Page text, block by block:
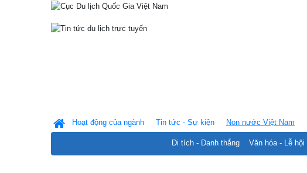
Hoạt động của ngành Tin tức - Sự kiện Non nước Việt Nam
Di tích - Danh thắng Văn hóa - Lễ hội